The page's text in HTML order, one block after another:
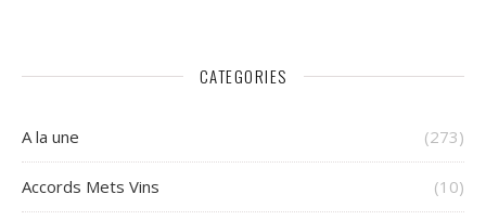
CATEGORIES
A la une (273)
Accords Mets Vins (10)